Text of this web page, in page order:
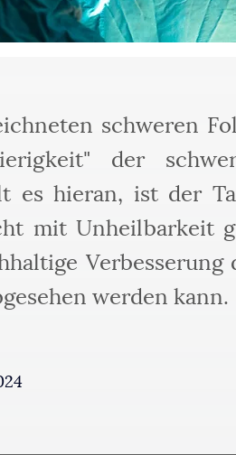
schweren
der
es hieran, ist der
mit Unheilbarkeit
werden kann.